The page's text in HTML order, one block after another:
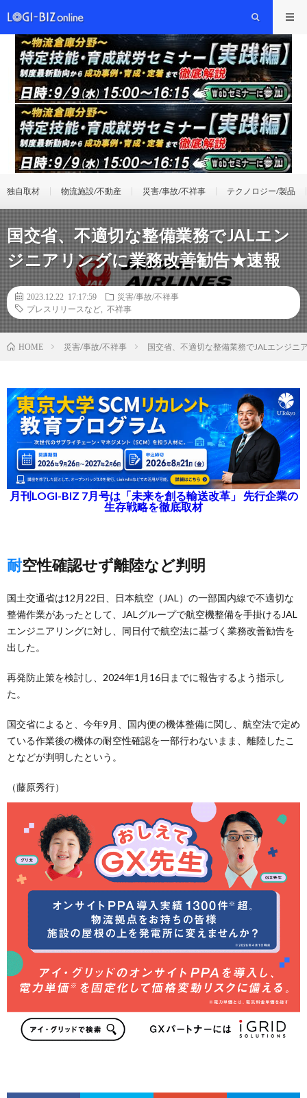
独自取材 物流施設/不動産 災害/事故/不祥事 テクノロジー/製品
国交省、不適切な整備業務でJALエン
ジニアリングに業務改善勧告★速報
2023.12.22 17:17:59
災害/事故/不祥事
プレスリリースなど
不祥事
HOME 災害/事故/不祥事 国交省、不適切な整備業務でJALエンジ
月刊LOGI-BIZ 7月号は「未来を創る輸送改革」 先行企業の
生存戦略を徹底取材
耐空性確認せず離陸など判明
国土交通省は12月22日、日本航空（JAL）の一部国内線で不適切な
整備作業があったとして、JALグループで航空機整備を手掛けるJAL
エンジニアリングに対し、同日付で航空法に基づく業務改善勧告を
出した。
再発防止策を検討し、2024年1月16日までに報告するよう指示し
た。
国交省によると、今年9月、国内便の機体整備に関し、航空法で定め
ている作業後の機体の耐空性確認を一部行わないまま、離陸したこ
となどが判明したという。
（藤原秀行）